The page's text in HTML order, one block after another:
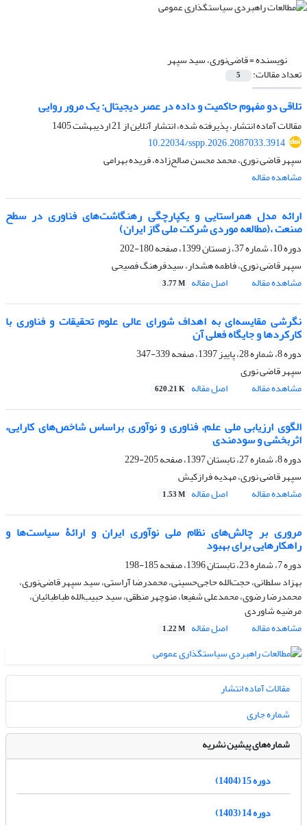
نویسنده =قاضی‌نوری، سید سپهر
تعداد مقالات: 5
تلاقی دو مفهوم حاکمیت و داده در عصر دیجیتال: یک مرور روایی
مقالات آماده انتشار، پذیرفته شده، انتشار آنلاین از21 اردیبهشت 1405
10.22034/sspp.2026.2087033.3914
سپهر قاضی نوری، محمد محسن صالح‌زاده، فریده بهرامی
مشاهده مقاله
ارائه مدل همراستایی و یکپارچگی رهنگاشت‌های فناوری در سطح
صنعت ،(مطالعه موردی شرکت ملی گاز ایران)
دوره 10، شماره 37، زمستان 1399، صفحه
180-202
سپهر قاضی نوری، فاطمه هشدار، سیدفرهنگ فصیحی
مشاهده مقاله
اصل مقاله 3.77 M
نگرشی مقایسه‌ای به اهداف شورای عالی علوم تحقیقات و فناوری با
کارکردها و جایگاه فعلی آن
دوره 8، شماره 28، پاییز 1397، صفحه
339-347
سپهر قاضی نوری
مشاهده مقاله
اصل مقاله 620.21 K
الگوی ارزیابی ملی علم، فناوری و نوآوری براساس شاخص‌های کارایی،
اثربخشی و سودمندی
دوره 8، شماره 27، تابستان 1397، صفحه
205-229
سپهر قاضی نوری، مهدیه فرازکیش
مشاهده مقاله
اصل مقاله 1.53 M
مروری بر چالش‌های نظام ملی نوآوری ایران و ارائۀ سیاست‌ها و
راهکارهایی برای بهبود
دوره 7، شماره 23، تابستان 1396، صفحه
185-198
بهزاد سلطانی، حجت‌الله حاجی‌حسینی، محمدرضا آراستی، سید سپهر قاضی‌نوری،
محمدرضا رضوی، محمدعلی شفیعا، منوچهر منطقی، سید حبیب‌الله طباطبائیان،
مرضیه شاوردی
مشاهده مقاله
اصل مقاله 1.22 M
مقالات آماده انتشار
شماره جاری
شماره‌های پیشین نشریه
دوره 15 (1404)
دوره 14 (1403)